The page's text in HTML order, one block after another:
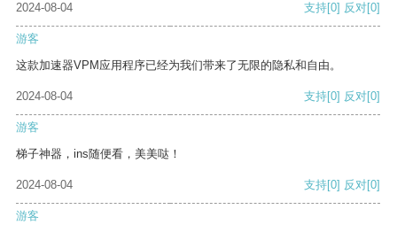
2024-08-04
支持[0] 反对[0]
游客
这款加速器VPM应用程序已经为我们带来了无限的隐私和自由。
2024-08-04 支持[0] 反对[0]
游客
梯子神器，ins随便看，美美哒！
2024-08-04 支持[0] 反对[0]
游客